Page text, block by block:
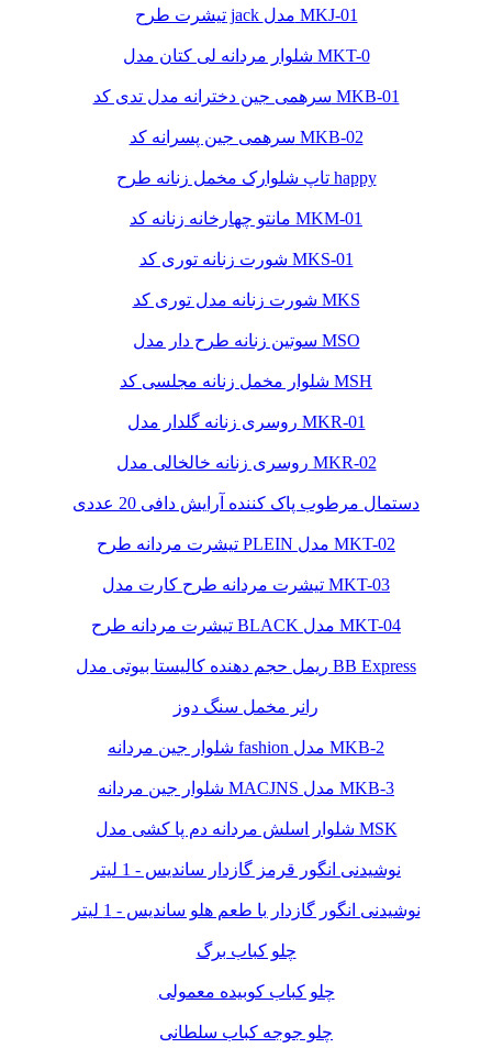
تیشرت طرح jack مدل MKJ-01
شلوار مردانه لی کتان مدل MKT-0
سرهمی جین دخترانه مدل تدی کد MKB-01
سرهمی جین پسرانه کد MKB-02
تاپ شلوارک مخمل زنانه طرح happy
مانتو چهارخانه زنانه کد MKM-01
شورت زنانه توری کد MKS-01
شورت زنانه مدل توری کد MKS
سوتین زنانه طرح دار مدل MSO
شلوار مخمل زنانه مجلسی کد MSH
روسری زنانه گلدار مدل MKR-01
روسری زنانه خالخالی مدل MKR-02
دستمال مرطوب پاک کننده آرایش دافی 20 عددی
تیشرت مردانه طرح PLEIN مدل MKT-02
تیشرت مردانه طرح کارت مدل MKT-03
تیشرت مردانه طرح BLACK مدل MKT-04
ریمل حجم دهنده کالیستا بیوتی مدل BB Express
رانر مخمل سنگ دوز
شلوار جین مردانه fashion مدل MKB-2
شلوار جین مردانه MACJNS مدل MKB-3
شلوار اسلش مردانه دم پا کشی مدل MSK
نوشیدنی انگور قرمز گازدار ساندیس - 1 لیتر
نوشیدنی انگور گازدار با طعم هلو ساندیس - 1 لیتر
چلو کباب برگ
چلو کباب کوبیده معمولی
چلو جوجه کباب سلطانی